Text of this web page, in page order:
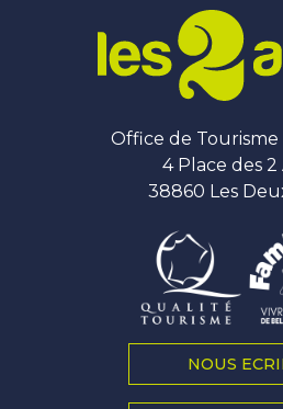
Office de Tourisme
4 Place des 2
38860 Les
NOUS